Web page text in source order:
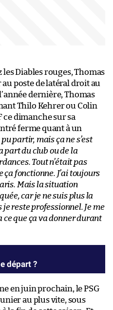
Diables rouges, Thomas
poste de latéral droit au
dernière, Thomas
Thilo Kehrer ou Colin
ce dimanche sur sa
ferme quant à un
pu partir, mais ça ne s’est
part du club ou de la
Tout n’était pas
ça fonctionne. J’ai toujours
Mais la situation
car je ne suis plus la
reste professionnel. Je me
ce que ça va donner durant
départ ?
en juin prochain, le PSG
au plus vite, sous